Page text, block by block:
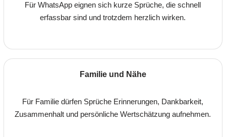
Für WhatsApp eignen sich kurze Sprüche, die schnell
erfassbar sind und trotzdem herzlich wirken.
Familie und Nähe
Für Familie dürfen Sprüche Erinnerungen, Dankbarkeit,
Zusammenhalt und persönliche Wertschätzung aufnehmen.